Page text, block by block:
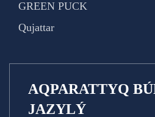
GREEN PUCK
Qujattar
AQPARATTYQ
JAZYLÝ